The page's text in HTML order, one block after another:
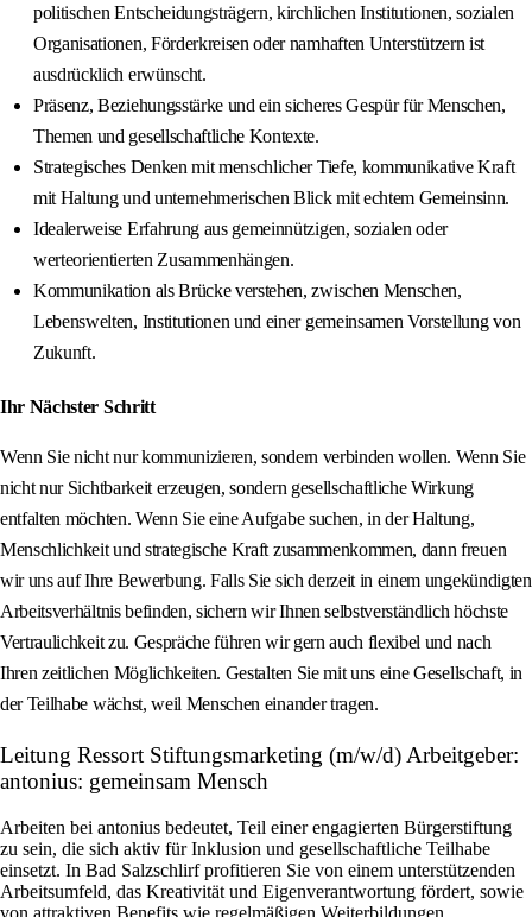
politischen Entscheidungsträgern, kirchlichen Institutionen, sozialen
Organisationen, Förderkreisen oder namhaften Unterstützern ist
ausdrücklich erwünscht.
Präsenz, Beziehungsstärke und ein sicheres Gespür für Menschen,
Themen und gesellschaftliche Kontexte.
Strategisches Denken mit menschlicher Tiefe, kommunikative Kraft
mit Haltung und unternehmerischen Blick mit echtem Gemeinsinn.
Idealerweise Erfahrung aus gemeinnützigen, sozialen oder
werteorientierten Zusammenhängen.
Kommunikation als Brücke verstehen, zwischen Menschen,
Lebenswelten, Institutionen und einer gemeinsamen Vorstellung von
Zukunft.
Ihr Nächster Schritt
Wenn Sie nicht nur kommunizieren, sondern verbinden wollen. Wenn Sie
nicht nur Sichtbarkeit erzeugen, sondern gesellschaftliche Wirkung
entfalten möchten. Wenn Sie eine Aufgabe suchen, in der Haltung,
Menschlichkeit und strategische Kraft zusammenkommen, dann freuen
wir uns auf Ihre Bewerbung. Falls Sie sich derzeit in einem ungekündigten
Arbeitsverhältnis befinden, sichern wir Ihnen selbstverständlich höchste
Vertraulichkeit zu. Gespräche führen wir gern auch flexibel und nach
Ihren zeitlichen Möglichkeiten. Gestalten Sie mit uns eine Gesellschaft, in
der Teilhabe wächst, weil Menschen einander tragen.
Leitung Ressort Stiftungsmarketing (m/w/d) Arbeitgeber:
antonius: gemeinsam Mensch
Arbeiten bei antonius bedeutet, Teil einer engagierten Bürgerstiftung
zu sein, die sich aktiv für Inklusion und gesellschaftliche Teilhabe
einsetzt. In Bad Salzschlirf profitieren Sie von einem unterstützenden
Arbeitsumfeld, das Kreativität und Eigenverantwortung fördert, sowie
von attraktiven Benefits wie regelmäßigen Weiterbildungen,